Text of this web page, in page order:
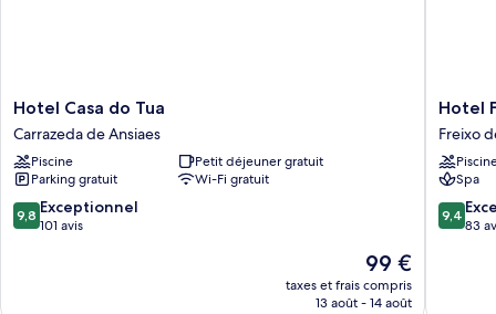
Hotel
Casa
do
Tua
Carrazeda
de
Ansiaes
Hotel Casa do Tua
Carrazeda de Ansiaes
Piscine
Petit déjeuner gratuit
Parking gratuit
Wi-Fi gratuit
9.8
sur
9,8 Exceptionnel
101 avis
Le
nouveau
prix
99 €
taxes et frais compris
13 août - 14 août
Hotel
Freixo
Douro
Superior
Freixo
de
Espada
Hotel
Freixo
Spa
9.4
sur
9,4
83